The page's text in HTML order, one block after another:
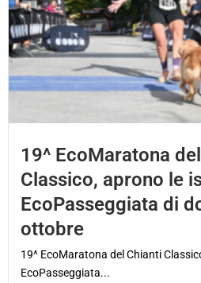
19^ EcoMaratona
Classico, aprono le
EcoPasseggiata di
ottobre
19^ EcoMaratona del Chianti
EcoPasseggiata...